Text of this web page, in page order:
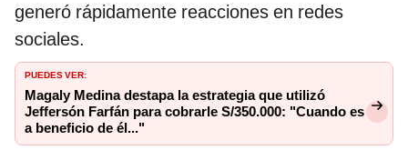
generó rápidamente reacciones en redes
sociales.
PUEDES VER:
Magaly Medina destapa la estrategia que utilizó
Jeffersón Farfán para cobrarle S/350.000: "Cuando es
a beneficio de él..."